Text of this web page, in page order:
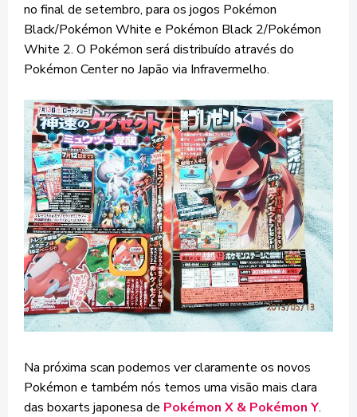
no final de setembro, para os jogos Pokémon
Black/Pokémon White e Pokémon Black 2/Pokémon
White 2. O Pokémon será distribuído através do
Pokémon Center no Japão via Infravermelho.
Na próxima scan podemos ver claramente os novos
Pokémon e também nós temos uma visão mais clara
das boxarts japonesa de Pokémon X & Pokémon Y.